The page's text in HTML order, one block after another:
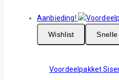
Aanbieding!
Wishlist
Voordeelpakket